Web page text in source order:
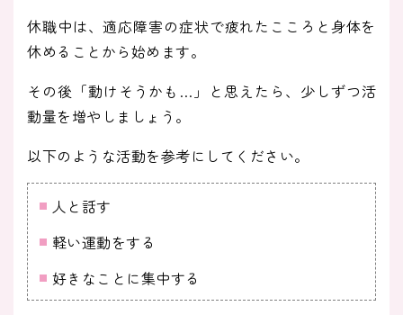
休職中は、適応障害の症状で疲れたこころと身体を
休めることから始めます。
その後「動けそうかも…」と思えたら、少しずつ活
動量を増やしましょう。
以下のような活動を参考にしてください。
人と話す
軽い運動をする
好きなことに集中する